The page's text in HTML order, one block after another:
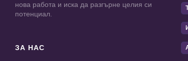
нова работа и иска да разгърне целия си
потенциал.
ЗА НАС